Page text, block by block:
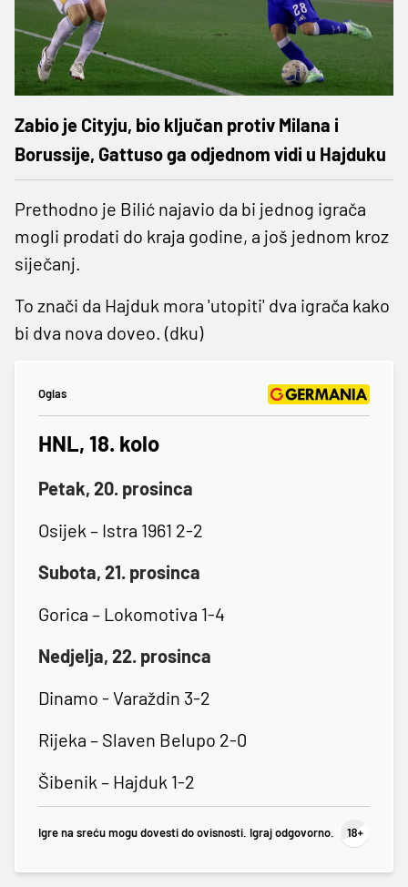
Zabio je Cityju, bio ključan protiv Milana i
Borussije, Gattuso ga odjednom vidi u Hajduku
Prethodno je Bilić najavio da bi jednog igrača
mogli prodati do kraja godine, a još jednom kroz
siječanj.
To znači da Hajduk mora 'utopiti' dva igrača kako
bi dva nova doveo. (dku)
Oglas
HNL, 18. kolo
Petak, 20. prosinca
Osijek – Istra 1961 2-2
Subota, 21. prosinca
Gorica – Lokomotiva 1-4
Nedjelja, 22. prosinca
Dinamo - Varaždin 3-2
Rijeka – Slaven Belupo 2-0
Šibenik – Hajduk 1-2
Igre na sreću mogu dovesti do ovisnosti. Igraj odgovorno.